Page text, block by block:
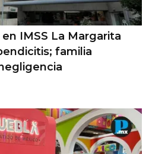
IMSS La Margarita
familia